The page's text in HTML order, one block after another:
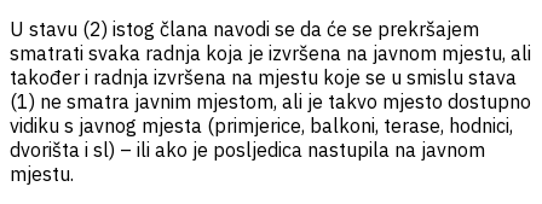
U stavu (2) istog člana navodi se da će se prekršajem
smatrati svaka radnja koja je izvršena na javnom mjestu, ali
također i radnja izvršena na mjestu koje se u smislu stava
(1) ne smatra javnim mjestom, ali je takvo mjesto dostupno
vidiku s javnog mjesta (primjerice, balkoni, terase, hodnici,
dvorišta i sl) – ili ako je posljedica nastupila na javnom
mjestu.